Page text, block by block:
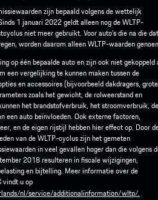
zijn bepaald volgens de wettelijk
1 januari 2022 geldt alleen nog de WLTP-
niet meer gebruikt. Voor auto’s die na die
worden daarom alleen WLTP-waarden
op één bepaalde auto en zijn ook niet gekoppeld
een vergelijking te kunnen maken tussen de
en accessoires (bijvoorbeeld dakdragers,
zoals het gewicht, de rolweerstand en
het brandstofverbruik, het stroomverbruik, de
een auto beïnvloeden. Ook externe factoren,
en de eigen rijstijl hebben hier effect op. Door
van de WLTP-cyclus zijn het gemeten
in veel gevallen hoger dan die volgens
2018 resulteren in fiscale wijzigingen,
en bijtelling. Meer informatie over de
vindt u op
nl/service/additionalinformation/wltp/.